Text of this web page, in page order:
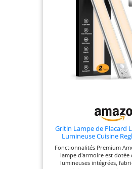
Gritin Lampe de Placard
Lumineuse Cuisine
Fonctionnalités Premium
lampe d'armoire est dotée
lumineuses intégrées,